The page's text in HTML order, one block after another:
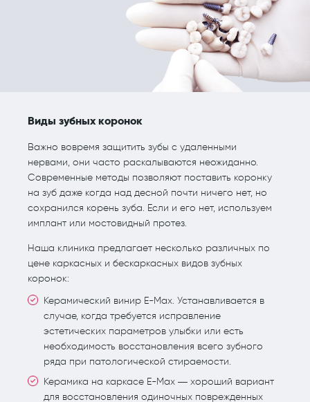
Остеопат и кинезиолог
Эндокринология
Виды зубных коронок
Важно вовремя защитить зубы с удаленными
нервами, они часто раскалываются неожиданно.
Современные методы позволяют поставить коронку
на зуб даже когда над десной почти ничего нет, но
сохранился корень зуба. Если и его нет, используем
имплант или мостовидный протез.
Наша клиника предлагает несколько различных по
цене каркасных и бескаркасных видов зубных
коронок:
Керамический винир E-Max. Устанавливается в
случае, когда требуется исправление
эстетических параметров улыбки или есть
необходимость восстановления всего зубного
ряда при патологической стираемости.
Керамика на каркасе E-Max — хороший вариант
для восстановления одиночных поврежденных